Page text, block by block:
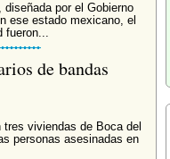
por el Gobierno
ese estado mexicano, el
de bandas
viviendas de Boca del
personas asesinadas en